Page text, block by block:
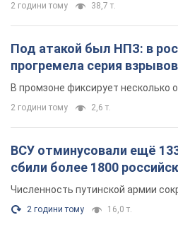
2 години тому 38,7 т.
Под атакой был НПЗ: в
прогремела серия
В промзоне фиксирует несколько
2 години тому 2,6 т.
ВСУ отминусовали ещё
сбили более 1800
Численность путинской армии
2 години тому 16,0 т.